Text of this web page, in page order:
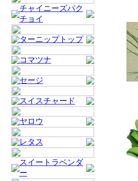
チャイニーズパク
チョイ
ターニップトップ
コマツナ
セージ
スイスチャード
ヤロウ
レタス
スイートラベンダ
ー